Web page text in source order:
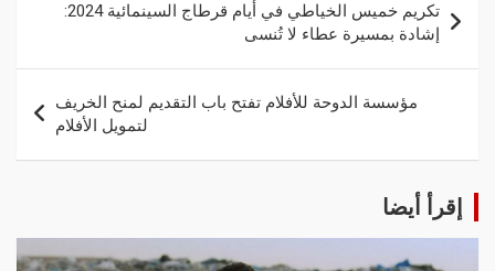
تكريم خميس الخياطي في أيام قرطاج السينمائية 2024:
إشادة بمسيرة عطاء لا تُنسى
مؤسسة الدوحة للأفلام تفتح باب التقديم لمنح الخريف
لتمويل الأفلام
إقرأ أيضا